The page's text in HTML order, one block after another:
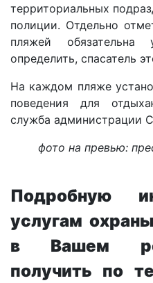
территориальных
полиции. Отдельно
пляжей обязательна
определить, спасатель
На каждом пляже
поведения для
служба администрации
фото на превью:
Подробную
услугам
в Вашем
получить по